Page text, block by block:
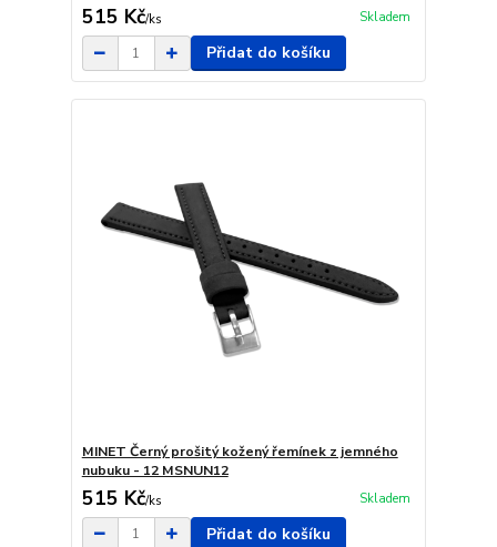
515 Kč/ks Skladem
Přidat do košíku
MINET Černý prošitý kožený řemínek z jemného
nubuku - 12 MSNUN12
515 Kč/ks Skladem
Přidat do košíku